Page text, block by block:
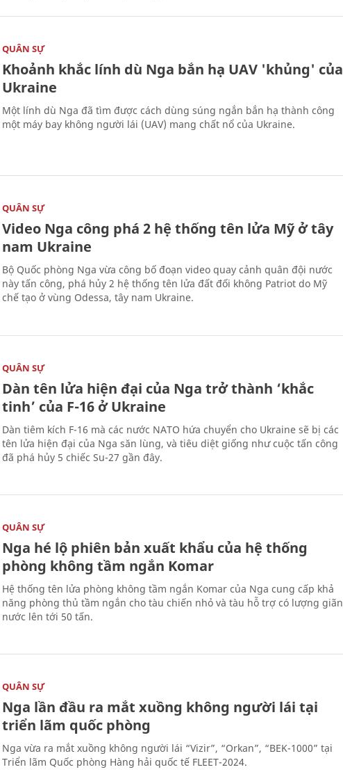
QUÂN SỰ
Khoảnh khắc lính dù Nga bắn hạ UAV 'khủng' của
Ukraine
Một lính dù Nga đã tìm được cách dùng súng ngắn bắn hạ thành công
một máy bay không người lái (UAV) mang chất nổ của Ukraine.
QUÂN SỰ
Video Nga công phá 2 hệ thống tên lửa Mỹ ở tây
nam Ukraine
Bộ Quốc phòng Nga vừa công bố đoạn video quay cảnh quân đội nước
này tấn công, phá hủy 2 hệ thống tên lửa đất đối không Patriot do Mỹ
chế tạo ở vùng Odessa, tây nam Ukraine.
QUÂN SỰ
Dàn tên lửa hiện đại của Nga trở thành ‘khắc
tinh’ của F-16 ở Ukraine
Dàn tiêm kích F-16 mà các nước NATO hứa chuyển cho Ukraine sẽ bị các
tên lửa hiện đại của Nga săn lùng, và tiêu diệt giống như cuộc tấn công
đã phá hủy 5 chiếc Su-27 gần đây.
QUÂN SỰ
Nga hé lộ phiên bản xuất khẩu của hệ thống
phòng không tầm ngắn Komar
Hệ thống tên lửa phòng không tầm ngắn Komar của Nga cung cấp khả
năng phòng thủ tầm ngắn cho tàu chiến nhỏ và tàu hỗ trợ có lượng giãn
nước lên tới 50 tấn.
QUÂN SỰ
Nga lần đầu ra mắt xuồng không người lái tại
triển lãm quốc phòng
Nga vừa ra mắt xuồng không người lái “Vizir”, “Orkan”, “BEK-1000” tại
Triển lãm Quốc phòng Hàng hải quốc tế FLEET-2024.